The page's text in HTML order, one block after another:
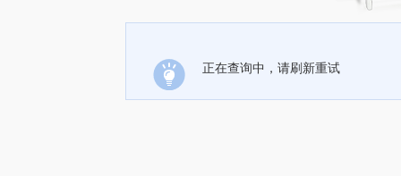
正在查询中，请刷新重试